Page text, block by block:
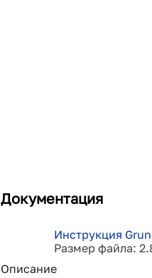
Документация
Инструкция
Размер файла:
Описание